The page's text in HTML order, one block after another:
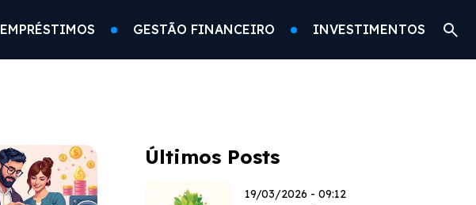
EMPRÉSTIMOS GESTÃO FINANCEIRO INVESTIMENTOS
Últimos Posts
19/03/2026 - 09:12